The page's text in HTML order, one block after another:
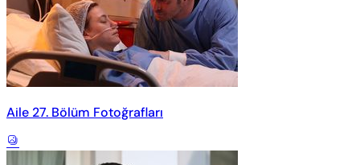
Aile 27. Bölüm Fotoğrafları